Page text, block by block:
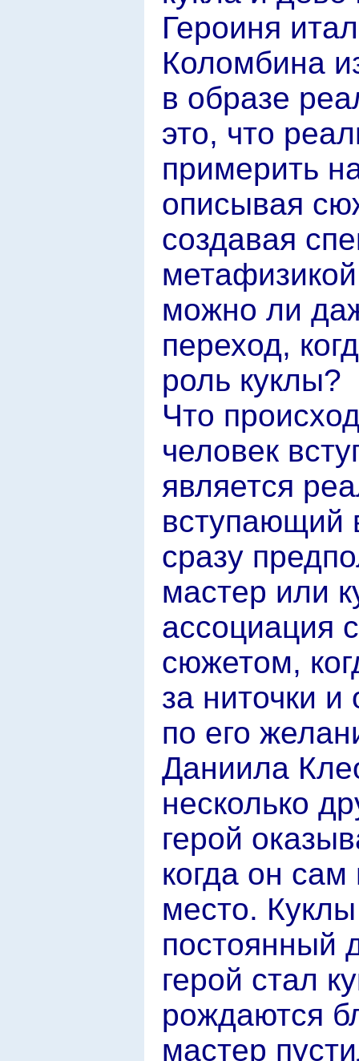
Героиня
Коломбина
в образе
это, что
примерить
описывая
создавая
можно ли
переход,
роль куклы?
Что
человек
является
вступающий
сразу
мастер или
ассоциация
сюжетом,
за ниточки
по его
Даниила
несколько
герой
когда он
место.
постоянный
герой стал
рождаются
мастер